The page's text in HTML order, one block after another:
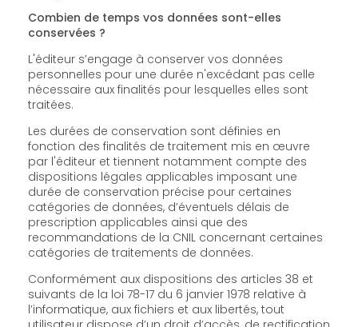
Combien de temps vos données sont-elles
conservées ?
L'éditeur s’engage à conserver vos données
personnelles pour une durée n'excédant pas celle
nécessaire aux finalités pour lesquelles elles sont
traitées.
Les durées de conservation sont définies en
fonction des finalités de traitement mis en œuvre
par l'éditeur et tiennent notamment compte des
dispositions légales applicables imposant une
durée de conservation précise pour certaines
catégories de données, d’éventuels délais de
prescription applicables ainsi que des
recommandations de la CNIL concernant certaines
catégories de traitements de données.
Conformément aux dispositions des articles 38 et
suivants de la loi 78-17 du 6 janvier 1978 relative à
l’informatique, aux fichiers et aux libertés, tout